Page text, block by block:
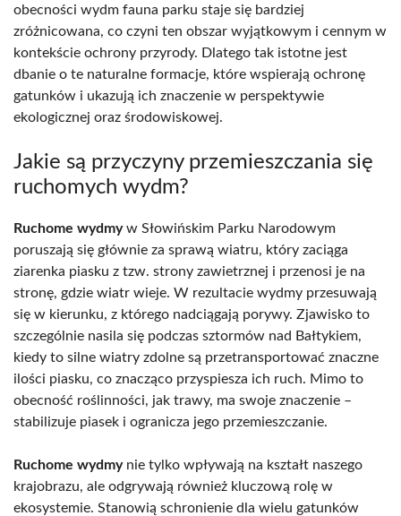
obecności wydm fauna parku staje się bardziej
zróżnicowana, co czyni ten obszar wyjątkowym i cennym w
kontekście ochrony przyrody. Dlatego tak istotne jest
dbanie o te naturalne formacje, które wspierają ochronę
gatunków i ukazują ich znaczenie w perspektywie
ekologicznej oraz środowiskowej.
Jakie są przyczyny przemieszczania się
ruchomych wydm?
Ruchome wydmyw Słowińskim Parku Narodowym
poruszają się głównie za sprawą wiatru, który zaciąga
ziarenka piasku z tzw. strony zawietrznej i przenosi je na
stronę, gdzie wiatr wieje. W rezultacie wydmy przesuwają
się w kierunku, z którego nadciągają porywy. Zjawisko to
szczególnie nasila się podczas sztormów nad Bałtykiem,
kiedy to silne wiatry zdolne są przetransportować znaczne
ilości piasku, co znacząco przyspiesza ich ruch. Mimo to
obecność roślinności, jak trawy, ma swoje znaczenie –
stabilizuje piasek i ogranicza jego przemieszczanie.
Ruchome wydmynie tylko wpływają na kształt naszego
krajobrazu, ale odgrywają również kluczową rolę w
ekosystemie. Stanowią schronienie dla wielu gatunków